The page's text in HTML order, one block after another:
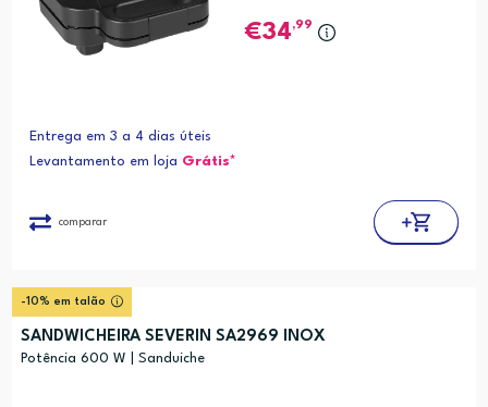
34,99
Entrega em 3 a 4 dias úteis
Levantamento em loja Grátis*
comparar
-10% em talão
SANDWICHEIRA SEVERIN SA2969 INOX
Potência 600 W | Sanduiche